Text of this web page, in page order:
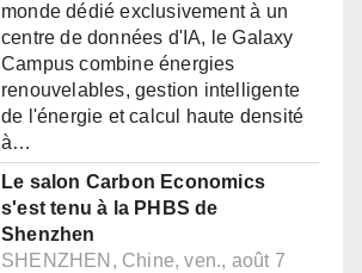
monde dédié exclusivement à un
centre de données d'IA, le Galaxy
Campus combine énergies
renouvelables, gestion intelligente
de l'énergie et calcul haute densité
à…
Le salon Carbon Economics
s'est tenu à la PHBS de
Shenzhen
SHENZHEN, Chine, ven., août 7